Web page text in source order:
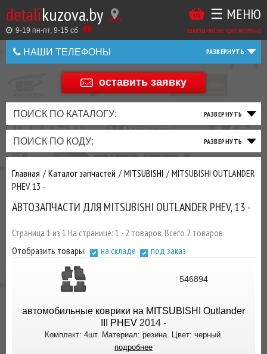
detalikuzova.by
9-19 пн-пт, 9-15 cб заказы online: круглосуточно
☰ МЕНЮ
НАШИ ТЕЛЕФОНЫ
+375 44 586 05 44
оставить заявку
ПОИСК ПО КАТАЛОГУ:
ПОИСК ПО КОДУ:
Главная Каталог запчастей MITSUBISHI
MITSUBISHI OUTLANDER
PHEV, 13 -
АВТОЗАПЧАСТИ ДЛЯ MITSUBISHI OUTLANDER PHEV, 13 -
Страница 1 из 1 На странице: 1 - 2 товаров. Всего 2 товаров
Отобразить товары:
на складе под заказ
546894
автомобильные коврики на MITSUBISHI Outlander
III PHEV 2014 -
Комплект: 4шт. Материал: резина. Цвет: черный.
подробнее
Купить
в
1
Беларусь
+375
+375
ТАКЖЕ
ВЫ
МОЖЕТЕ
У
ЗАКАЗАТЬ
ТО
ФИЛЬТРА
ТОРМОЗНАЯ
СИСТЕМА
ПОДВЕСКА
РУЛЕВОЕ
ТРАНСМИССИЯ
ПРИВОД
ДВИГАТЕЛЬ
ВЫХЛОП
ЭЛЕКТРИКА
ОСВЕЩЕНИЕ
ДОБАВИВ
МАСЛАИ ДРУГИЕ
ЗАКАЗУ ЧЕРЕЗ
МЕНЕДЖЕРА